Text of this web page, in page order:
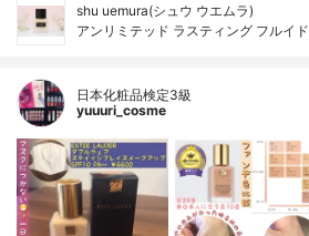
shu uemura(シュウ ウエムラ)
アンリミテッド ラスティング フルイド
日本化粧品検定3級
yuuuri_cosme